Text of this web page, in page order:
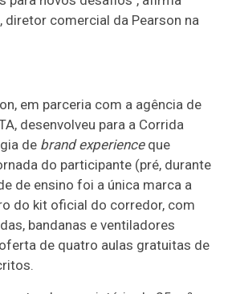
diretor comercial da Pearson na
em parceria com a agência de
desenvolveu para a Corrida
de brand experienceque
do participante (pré, durante
de ensino foi a única marca a
do kit oficial do corredor, com
bandanas e ventiladores
de quatro aulas gratuitas de